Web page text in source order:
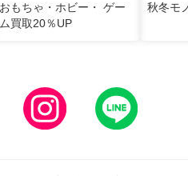
おもちゃ・ホビー・ ゲー
ム買取20％UP
秋冬モ